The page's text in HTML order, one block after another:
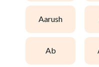
aarush
ab